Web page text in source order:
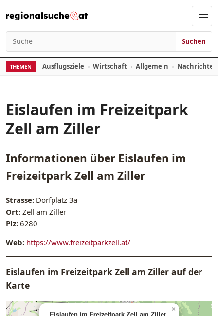
Suchen nach:
Suchen
THEMEN Ausflugsziele Wirtschaft Allgemein
Eislaufen im Freizeitpark
Zell am Ziller
Informationen über Eislaufen im
Freizeitpark Zell am Ziller
Strasse: Dorfplatz 3a
Ort: Zell am Ziller
Plz: 6280
Web: https://www.freizeitparkzell.at/
Eislaufen im Freizeitpark Zell am Ziller auf der
Karte
Eislaufen im Freizeitpark Zell am Ziller
×